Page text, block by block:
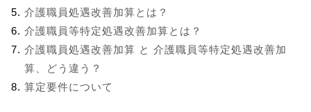
介護職員処遇改善加算とは？
介護職員等特定処遇改善加算とは？
介護職員処遇改善加算 と 介護職員等特定処遇改善加
算、どう違う？
算定要件について